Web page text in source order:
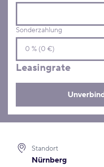
Sonderzahlung
Leasingrate
Standort
Nürnberg